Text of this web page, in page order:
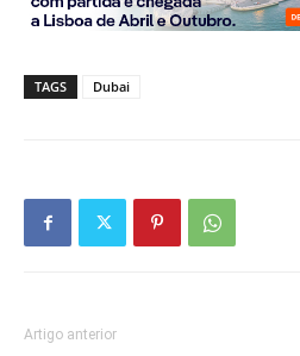
TAGS Dubai
Artigo anterior